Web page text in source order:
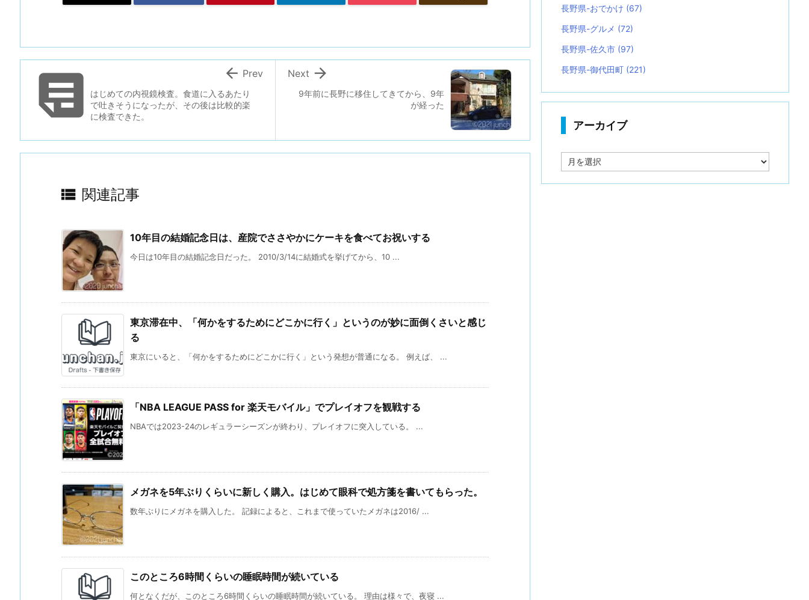
9年前に長野に移住してきてから、9年
が経った

Next
はじめての内視鏡検査。食道に入るあたり
で吐きそうになったが、その後は比較的楽
に検査できた。
 Prev
 関連記事
10年目の結婚記念日は、産院でささやかにケーキを食べてお祝いする
今日は10年目の結婚記念日だった。 2010/3/14に結婚式を挙げてから、10 ...
東京滞在中、「何かをするためにどこかに行く」というのが妙に面倒くさいと感じ
る
東京にいると、「何かをするためにどこかに行く」という発想が普通になる。 例えば、 ...
「NBA LEAGUE PASS for 楽天モバイル」でプレイオフを観戦する
NBAでは2023-24のレギュラーシーズンが終わり、プレイオフに突入している。 ...
メガネを5年ぶりくらいに新しく購入。はじめて眼科で処方箋を書いてもらった。
数年ぶりにメガネを購入した。 記録によると、これまで使っていたメガネは2016/ ...
このところ6時間くらいの睡眠時間が続いている
何となくだが、このところ6時間くらいの睡眠時間が続いている。 理由は様々で、夜寝 ...
長野県-おでかけ (67)
長野県-グルメ (72)
長野県-佐久市 (97)
長野県-御代田町 (221)
アーカイブ
ー